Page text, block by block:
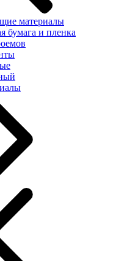
материалы
бумага и пленка